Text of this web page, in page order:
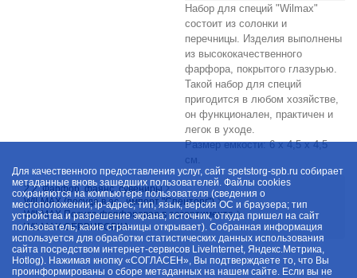
Набор для специй "Wilmax"
состоит из солонки и
перечницы. Изделия выполнены
из высококачественного
фарфора, покрытого глазурью.
Такой набор для специй
пригодится в любом хозяйстве,
он функционален, практичен и
легок в уходе.
Размер емкости: 6 х 4,5 х 4,5
см.
2.2. Фарфор, фаянс, сувениры
WILMAX (посуда в ас., импорт "Спецторг")
WILMAX Посуда фарфоровая в ассортименте
WILMAX СЕРВИРОВКА
Для качественного предоставления услуг, сайт spetstorg-spb.ru собирает
метаданные вновь зашедших пользователей. Файлы cookies
сохраняются на компьютере пользователя (сведения о
местоположении; ip-адрес; тип, язык, версия ОС и браузера; тип
устройства и разрешение экрана; источник, откуда пришел на сайт
пользователь; какие страницы открывает). Собранная информация
используется для обработки статистических данных использования
сайта посредством интернет-сервисов LiveInternet, Яндекс.Метрика,
Hotlog). Нажимая кнопку «СОГЛАСЕН», Вы подтверждаете то, что Вы
проинформированы о сборе метаданных на нашем сайте. Если вы не